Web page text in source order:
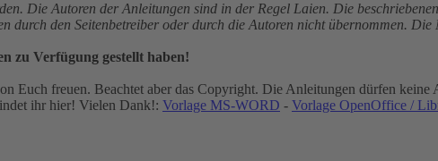
Die Autoren der Anleitungen sind in der Regel Laien. Die
den Seitenbetreiber oder durch die Autoren nicht übernommen.
zu Verfügung gestellt haben!
Euch freuen. Beachtet aber das Copyright. Die Anleitungen dürfen
ihr hier! Vielen Dank!: Vorlage MS-WORD - Vorlage OpenOffice /